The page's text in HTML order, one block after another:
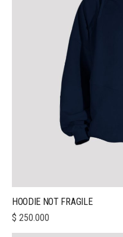
HOODIE NOT FRAGILE
$ 250.000